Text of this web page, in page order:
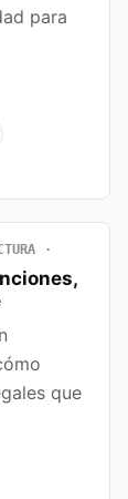
para
que